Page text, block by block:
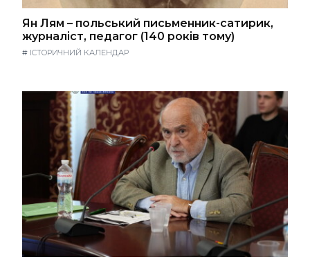
Ян Лям – польський письменник-сатирик,
журналіст, педагог (140 років тому)
# ІСТОРИЧНИЙ КАЛЕНДАР